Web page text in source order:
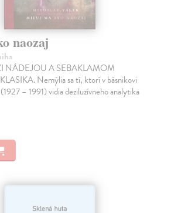
naozaj
NÁDEJOU A SEBAKLAMOM
Nemýlia sa tí, ktorí v básnikovi
– 1991) vidia deziluzívneho analytika